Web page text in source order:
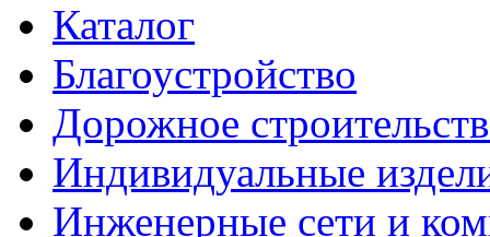
Каталог
Благоустройство
Дорожное
Индивидуальные
Инженерные сети и